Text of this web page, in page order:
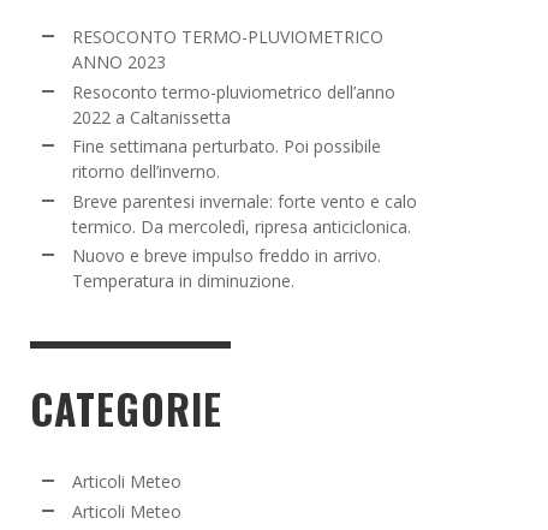
FINE SETTIMANA PERTURBATO. POI POSSIBILE
RITORNO DELL’INVERNO.
ADMIN 16 MARZO 2022
RESOCONTO TERMO-PLUVIOMETRICO
ANNO 2023
Resoconto termo-pluviometrico dell’anno
2022 a Caltanissetta
Fine settimana perturbato. Poi possibile
ritorno dell’inverno.
Breve parentesi invernale: forte vento e calo
termico. Da mercoledì, ripresa anticiclonica.
Nuovo e breve impulso freddo in arrivo.
Temperatura in diminuzione.
CATEGORIE
Articoli Meteo
Articoli Meteo